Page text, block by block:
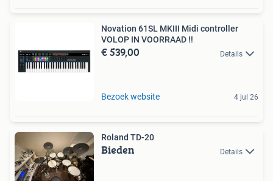
Novation 61SL MKIII Midi controller
VOLOP IN VOORRAAD !!
€ 539,00 Details
Bezoek website 4 jul 26
Roland TD-20
Bieden Details